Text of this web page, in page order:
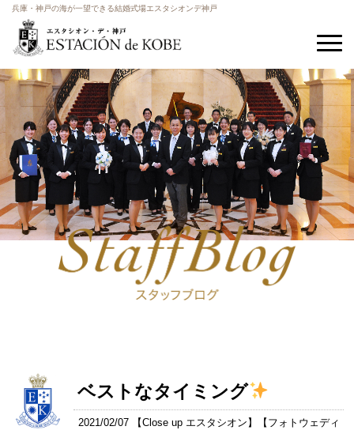
兵庫・神戸の海が一望できる結婚式場エスタシオンデ神戸
ベストなタイミング
2021/02/07 【Close up エスタシオン 】【 フォトウェディ